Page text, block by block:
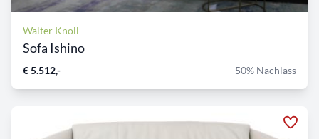
Walter Knoll
Sofa Ishino
€ 5.512,- 50% Nachlass